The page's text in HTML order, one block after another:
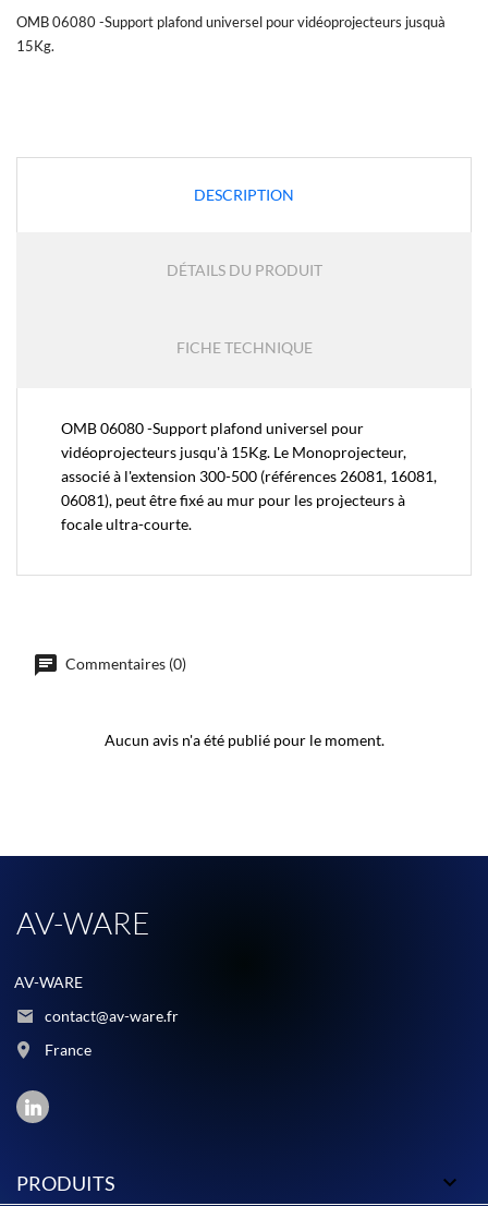
OMB 06080 -Support plafond universel pour vidéoprojecteurs jusquà
15Kg.
DESCRIPTION
DÉTAILS DU PRODUIT
FICHE TECHNIQUE
OMB 06080 -Support plafond universel pour
vidéoprojecteurs jusqu'à 15Kg. Le Monoprojecteur,
associé à l'extension 300-500 (références 26081, 16081,
06081), peut être fixé au mur pour les projecteurs à
focale ultra-courte.
Commentaires (0)
Aucun avis n'a été publié pour le moment.
AV-WARE
AV-WARE
contact@av-ware.fr
France
PRODUITS 